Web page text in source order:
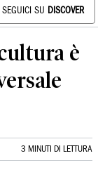
SEGUICI SU DISCOVER
è
3 MINUTI DI LETTURA